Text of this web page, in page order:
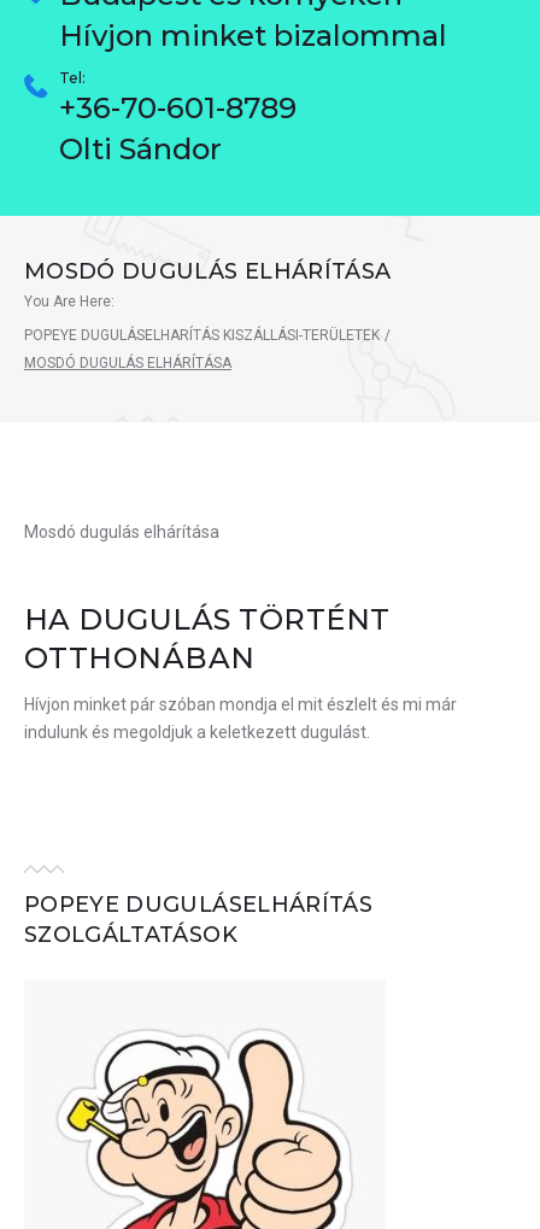
Hívjon minket bizalommal
Tel:
+36-70-601-8789
Olti Sándor
MOSDÓ DUGULÁS ELHÁRÍTÁSA
You Are Here:
POPEYE DUGULÁSELHARÍTÁS KISZÁLLÁSI-TERÜLETEK /
MOSDÓ DUGULÁS ELHÁRÍTÁSA
KATEGÓRIA:
MOSDÓ
DUGULÁS
ELHÁRÍTÁSA
Mosdó dugulás elhárítása
HA DUGULÁS TÖRTÉNT
OTTHONÁBAN
Hívjon minket pár szóban mondja el mit észlelt és mi már
indulunk és megoldjuk a keletkezett dugulást.
POPEYE DUGULÁSELHÁRÍTÁS
SZOLGÁLTATÁSOK